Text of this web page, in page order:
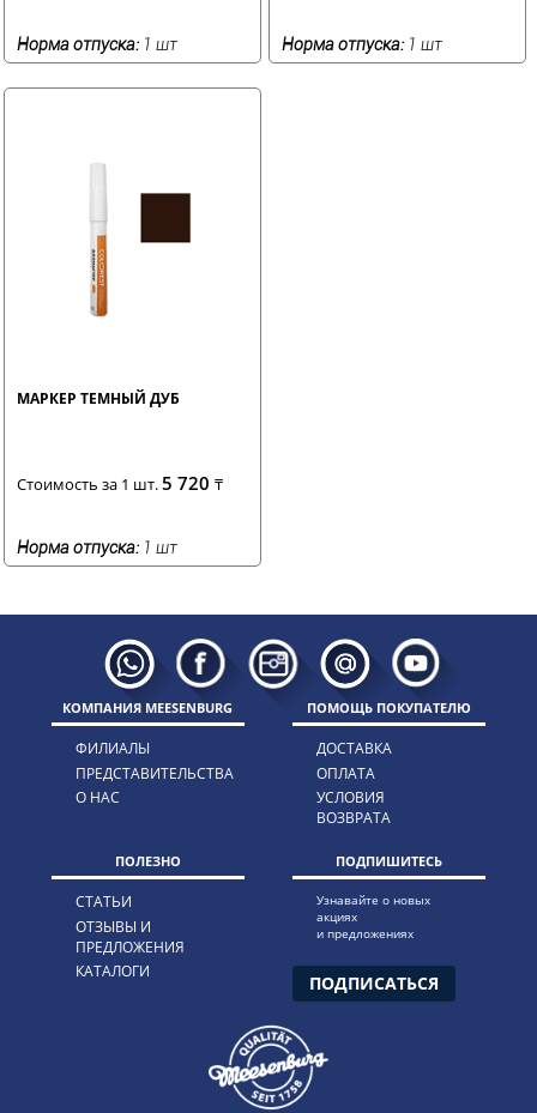
Норма отпуска: 1 шт Норма отпуска: 1 шт
МАРКЕР ТЕМНЫЙ ДУБ
Стоимость за 1 шт.5 720 ₸
Норма отпуска: 1 шт
КОМПАНИЯ MEESENBURG
ФИЛИАЛЫ
ПРЕДСТАВИТЕЛЬСТВА
О НАС
ПОМОЩЬ ПОКУПАТЕЛЮ
ДОСТАВКА
ОПЛАТА
УСЛОВИЯ
ВОЗВРАТА
ПОЛЕЗНО
СТАТЬИ
ОТЗЫВЫ И
ПРЕДЛОЖЕНИЯ
КАТАЛОГИ
ПОДПИШИТЕСЬ
Узнавайте о новых
акциях
и предложениях
ПОДПИСАТЬСЯ